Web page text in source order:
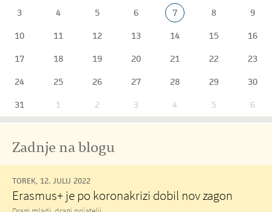
3
4 5 6 7 8
9
10
11 12 13 14 15
16
17
18 19 20 21 22
23
24
25 26 27 28 29
30
31
1 2 3 4 5 6
Zadnje na blogu
TOREK, 12. JULIJ 2022
Erasmus+ je po koronakrizi dobil nov zagon